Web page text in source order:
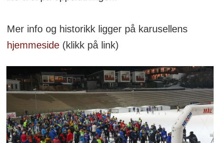
Mer info og historikk ligger på karusellens
hjemmeside(klikk på link)